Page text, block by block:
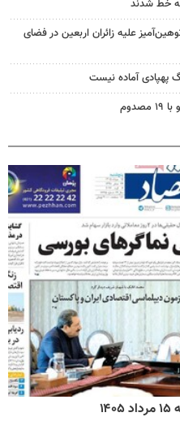
خط شدند
علیه زائران اربعین در فضای
پهپادی آماده نیست